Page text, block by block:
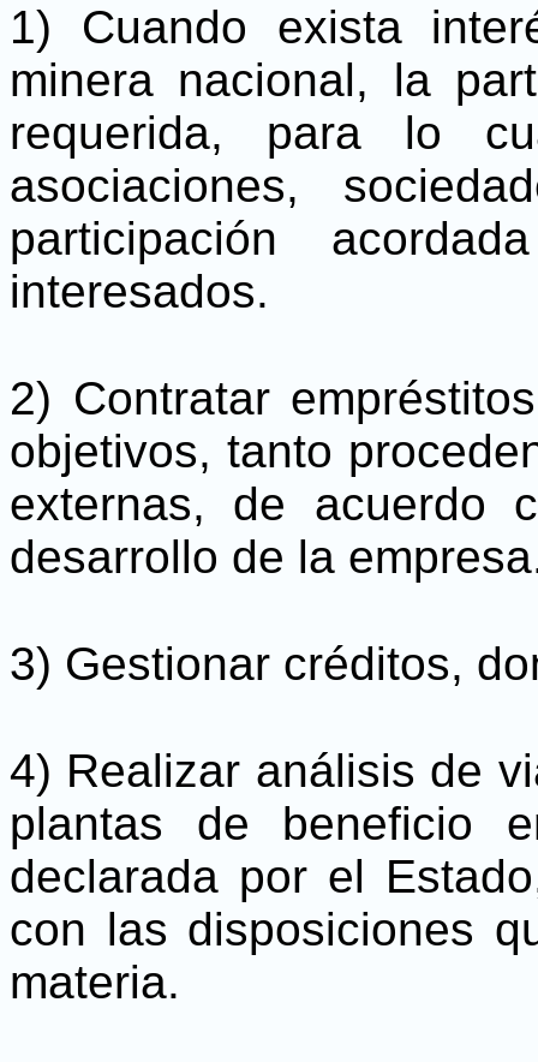
1) Cuando exista
minera nacional, la
requerida, para lo
asociaciones,
participación
interesados.
2) Contratar
objetivos, tanto
externas, de acuerdo
desarrollo de la
3) Gestionar créditos,
4) Realizar análisis de
plantas de beneficio
declarada por el
con las disposiciones
materia.